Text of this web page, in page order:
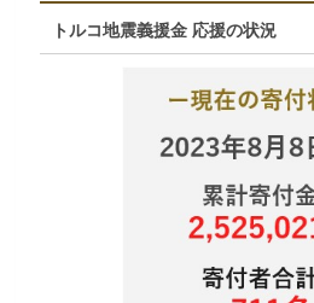
トルコ地震義援金 応援の状況